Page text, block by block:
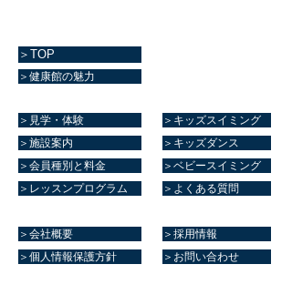
＞TOP
＞健康館の魅力
＞見学・体験
＞施設案内
＞会員種別と料金
＞レッスンプログラム
＞キッズスイミング
＞キッズダンス
＞ベビースイミング
＞よくある質問
＞会社概要
＞個人情報保護方針
＞採用情報
＞お問い合わせ